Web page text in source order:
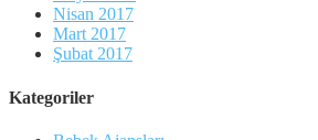
Nisan 2017
Mart 2017
Şubat 2017
Kategoriler